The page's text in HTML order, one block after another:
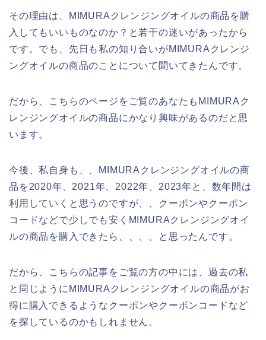
その理由は、MIMURAクレンジングオイルの商品を購
入してもいいものなのか？と若干の迷いがあったから
です。でも、先日も私の知り合いがMIMURAクレンジ
ングオイルの商品のことについて聞いてきたんです。
だから、こちらのページをご覧のあなたもMIMURAク
レンジングオイルの商品にかなり興味があるのだと思
います。
今後、私自身も、、MIMURAクレンジングオイルの商
品を2020年、2021年、2022年、2023年と、数年間は
利用していくと思うのですが、、クーポンやクーポン
コードなどで少しでも安くMIMURAクレンジングオイ
ルの商品を購入できたら、、、。と思ったんです。
だから、こちらの記事をご覧の方の中には、過去の私
と同じようにMIMURAクレンジングオイルの商品がお
得に購入できるようなクーポンやクーポンコードなど
を探しているのかもしれません。